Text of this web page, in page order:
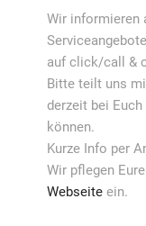
Wir informieren
auf click/call &
Bitte teilt uns
derzeit bei
können.
Kurze Info per
Wir pflegen
Webseite ein.